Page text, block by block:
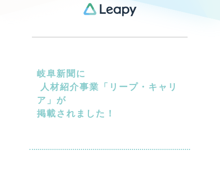
を残す資産型DX支援をご提供します
ECサイト制作
すべて
コーポレート・企業サイト
ブランドサイト・サービスサイト
岐阜新聞に
人材紹介事業「リープ・キャリ
ア」が
掲載されました！